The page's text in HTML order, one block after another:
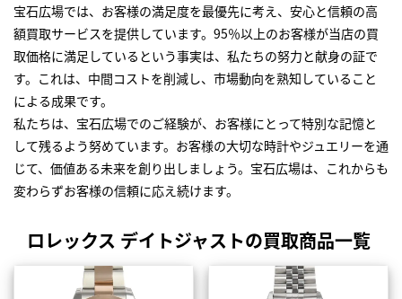
宝石広場では、お客様の満足度を最優先に考え、安心と信頼の高
額買取サービスを提供しています。95％以上のお客様が当店の買
取価格に満足しているという事実は、私たちの努力と献身の証で
す。これは、中間コストを削減し、市場動向を熟知していること
による成果です。
私たちは、宝石広場でのご経験が、お客様にとって特別な記憶と
して残るよう努めています。お客様の大切な時計やジュエリーを通
じて、価値ある未来を創り出しましょう。宝石広場は、これからも
変わらずお客様の信頼に応え続けます。
ロレックス デイトジャストの買取商品一覧